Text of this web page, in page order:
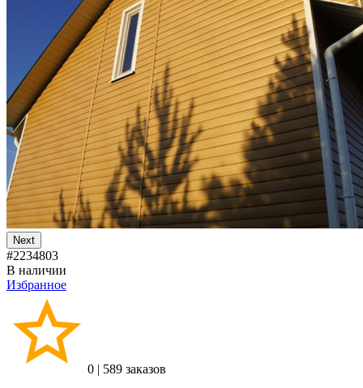
Next
#2234803
В наличии
Избранное
0 | 589 заказов